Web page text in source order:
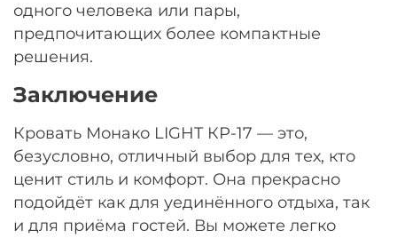
одного человека или пары,
предпочитающих более компактные
решения.
Заключение
Кровать Монако LIGHT КР-17 — это,
безусловно, отличный выбор для тех, кто
ценит стиль и комфорт. Она прекрасно
подойдёт как для уединённого отдыха, так
и для приёма гостей. Вы можете легко